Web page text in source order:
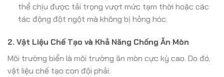
thể chịu được tải trọng vượt mức tạm thời hoặc các
tác động đột ngột mà không bị hỏng hóc.
2. Vật Liệu Chế Tạo và Khả Năng Chống Ăn Mòn
Môi trường biển là môi trường ăn mòn cực kỳ cao. Do đó,
vật liệu chế tạo con đội phải: